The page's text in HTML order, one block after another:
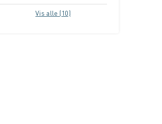
Vis alle (10)